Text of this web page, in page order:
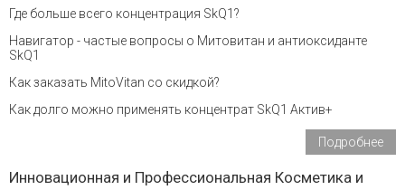
Где больше всего концентрация SkQ1?
Навигатор - частые вопросы о Митовитан и антиоксиданте
SkQ1
Как заказать MitoVitan со скидкой?
Как долго можно применять концентрат SkQ1 Актив+
Подробнее
Инновационная и Профессиональная Косметика и